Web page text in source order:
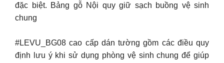
đặc biệt. Bảng gỗ Nội quy giữ sạch buồng vệ sinh
chung
#LEVU_BG08 cao cấp dán tường gồm các điều quy
định lưu ý khi sử dụng phòng vệ sinh chung để giúp